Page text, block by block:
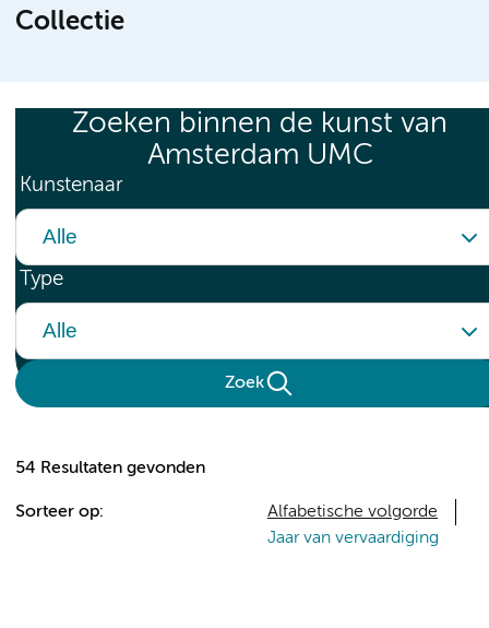
Collectie
Zoeken binnen de kunst van
Amsterdam UMC
Kunstenaar
Type
Zoek
54 Resultaten gevonden
Sorteer op:
Alfabetische volgorde
Jaar van vervaardiging